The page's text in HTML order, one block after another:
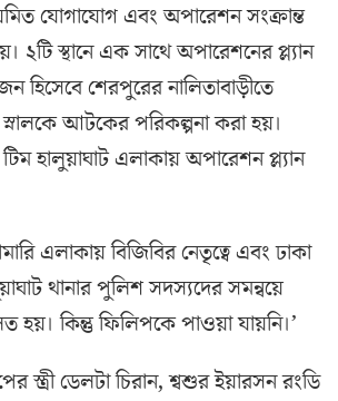
যোগাযোগ এবং অপারেশন সংক্রান্ত
২টি স্থানে এক সাথে অপারেশনের প্ল্যান
হিসেবে শেরপুরের নালিতাবাড়ীতে
আটকের পরিকল্পনা করা হয়।
হালুয়াঘাট এলাকায় অপারেশন প্ল্যান
এলাকায় বিজিবির নেতৃত্বে এবং ঢাকা
থানার পুলিশ সদস্যদের সমন্বয়ে
হয়। কিন্তু ফিলিপকে পাওয়া যায়নি।’
স্ত্রী ডেলটা চিরান, শ্বশুর ইয়ারসন রংডি